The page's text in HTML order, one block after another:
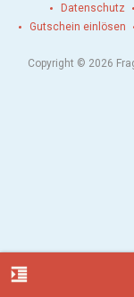
format_indent_increase
Datenschutz
Gutschein einlösen
Copyright © 2026